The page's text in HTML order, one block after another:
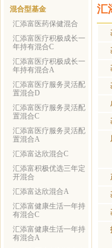
混合型基金
汇添富医药保健混合
汇添富医疗积极成长一
年持有混合C
汇添富医疗积极成长一
年持有混合A
汇添富医疗服务灵活配
置混合D
汇添富医疗服务灵活配
置混合C
汇添富医疗服务灵活配
置混合A
汇添富达欣混合C
汇添富积极优选三年定
开混合
汇添富达欣混合A
汇添富健康生活一年持
有混合C
汇添富健康生活一年持
有混合A
汇